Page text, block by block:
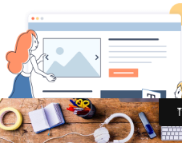
Page d'accueil
Derniers ajouts